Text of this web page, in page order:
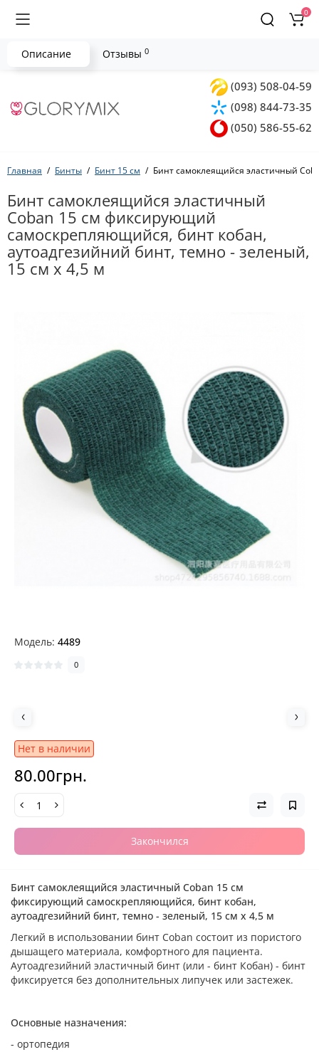
(093) 508-04-59
(098) 844-73-35
(050) 586-55-62
0
Главная Бинты Бинт 15 см Бинт самоклеящийся эластичный
Бинт самоклеящийся эластичный
Coban 15 см фиксирующий
самоскрепляющийся, бинт кобан,
аутоадгезийний бинт, темно - зеленый,
15 см х 4,5 м
Модель: 4489
0
Нет в наличии
80.00грн.
Закончился
Описание Отзывы 0
Бинт самоклеящийся эластичный Coban 15 см
фиксирующий самоскрепляющийся, бинт кобан,
аутоадгезийний бинт, темно - зеленый, 15 см х 4,5 м
Легкий в использовании бинт Coban состоит из пористого
дышащего материала, комфортного для пациента.
Аутоадгезийний эластичный бинт (или - бинт Кобан) - бинт
фиксируется без дополнительных липучек или застежек.
Основные назначения:
- ортопедия